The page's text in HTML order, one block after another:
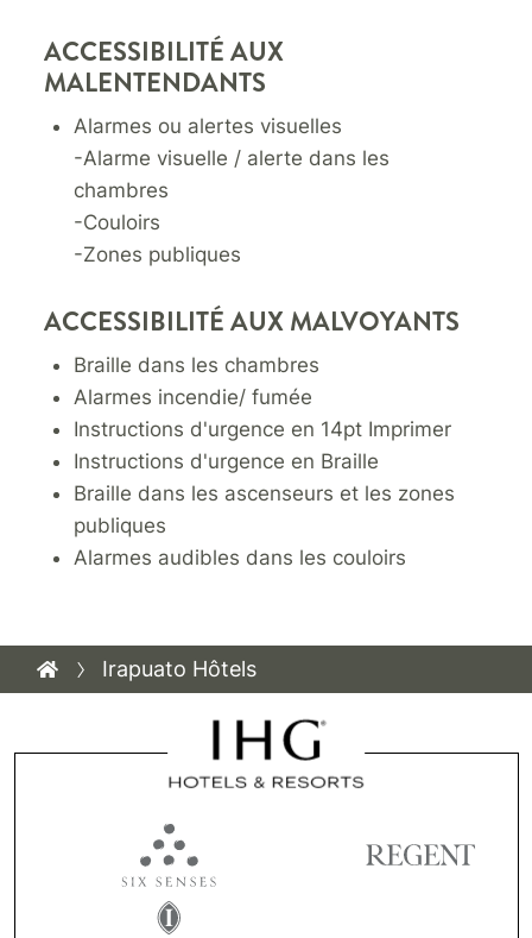
ACCESSIBILITÉ AUX
MALENTENDANTS
Alarmes ou alertes visuelles
-Alarme visuelle / alerte dans les
chambres
-Couloirs
-Zones publiques
ACCESSIBILITÉ AUX MALVOYANTS
Braille dans les chambres
Alarmes incendie/ fumée
Instructions d'urgence en 14pt Imprimer
Instructions d'urgence en Braille
Braille dans les ascenseurs et les zones
publiques
Alarmes audibles dans les couloirs
Irapuato Hôtels